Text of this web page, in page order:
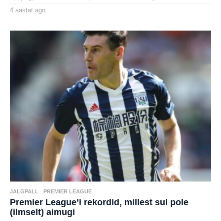
henryl
4 aastat ago
s
g
JALGPALL ,PREMIER LEAGUE
Premier League’i rekordid, millest sul pole
(ilmselt) aimugi